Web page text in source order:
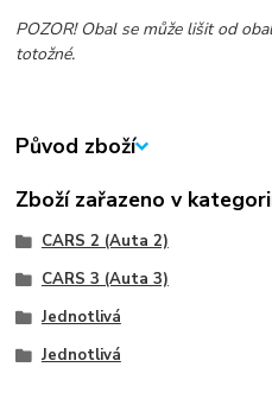
POZOR! Obal se může lišit od
totožné.
Původ zboží
Zboží zařazeno v
CARS 2 (Auta 2)
CARS 3 (Auta 3)
Jednotlivá
Jednotlivá